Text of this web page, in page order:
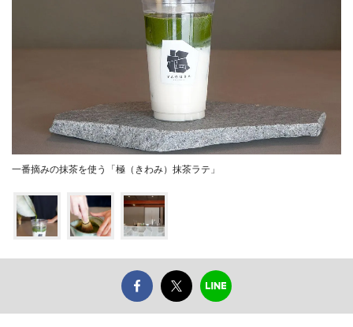
一番摘みの抹茶を使う「極（きわみ）抹茶ラテ」